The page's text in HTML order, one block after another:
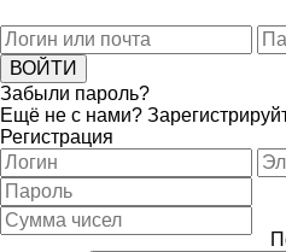
Забыли пароль?
Ещё не с нами?
Регистрация